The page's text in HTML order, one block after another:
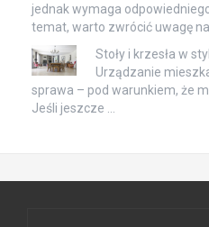
jednak wymaga
temat, warto zwrócić uwagę na
Stoły i krzesła w
Urządzanie
sprawa – pod warunkiem, że
Jeśli jeszcze …